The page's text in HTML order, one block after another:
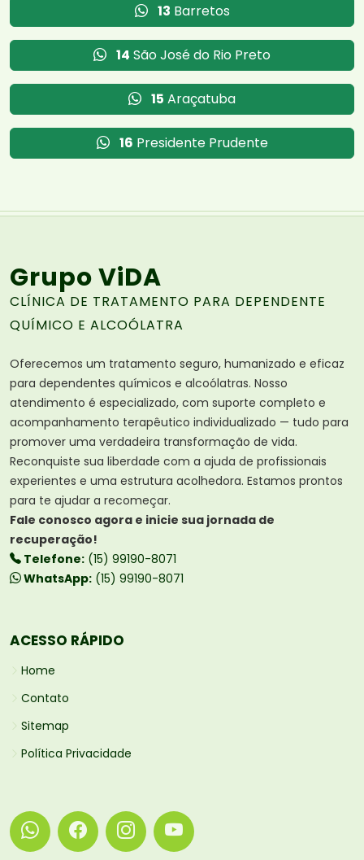
13 Barretos
14 São José do Rio Preto
15 Araçatuba
16 Presidente Prudente
Grupo ViDA
CLÍNICA DE TRATAMENTO PARA DEPENDENTE
QUÍMICO E ALCOÓLATRA
Oferecemos um tratamento seguro, humanizado e eficaz
para dependentes químicos e alcoólatras. Nosso
atendimento é especializado, com suporte completo e
acompanhamento terapêutico individualizado — tudo para
promover uma verdadeira transformação de vida.
Reconquiste sua liberdade com a ajuda de profissionais
experientes e uma estrutura acolhedora. Estamos prontos
para te ajudar a recomeçar.
Fale conosco agora e inicie sua jornada de
recuperação!
Telefone: (15) 99190-8071
WhatsApp: (15) 99190-8071
ACESSO RÁPIDO
Home
Contato
Sitemap
Política Privacidade